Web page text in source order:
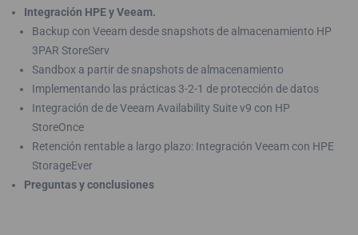
Integración HPE y Veeam.
Backup con Veeam desde snapshots de almacenamiento HP
3PAR StoreServ
Sandbox a partir de snapshots de almacenamiento
Implementando las prácticas 3-2-1 de protección de datos
Integración de de Veeam Availability Suite v9 con HP
StoreOnce
Retención rentable a largo plazo: Integración Veeam con HPE
StorageEver
Preguntas y conclusiones